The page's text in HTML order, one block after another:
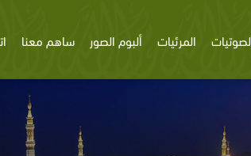
المرئيات ألبوم الصور ساهم معنا